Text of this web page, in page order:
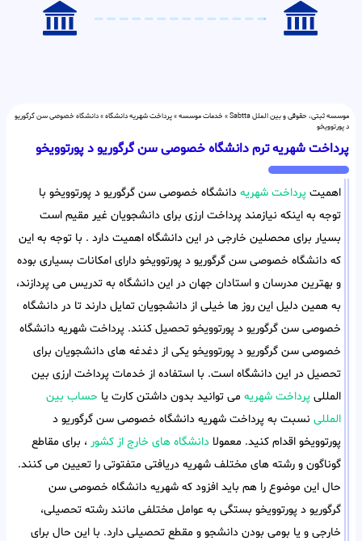
موسسه ثبتی، حقوقی و بین الملل Sabtta » خدمات موسسه»پرداخت شهریه دانشگاه»دانشگاه خصوصی سن گرگوریو
د پورتوویخو
پرداخت شهریه ترم دانشگاه خصوصی سن گرگوریو د پورتوویخو
اهمیت پرداخت شهریه دانشگاه خصوصی سن گرگوریو د پورتوویخو با
توجه به اینکه نیازمند پرداخت ارزی برای دانشجویان غیر مقیم است
بسیار برای محصلین خارجی در این دانشگاه اهمیت دارد . با توجه به این
که دانشگاه خصوصی سن گرگوریو د پورتوویخو دارای امکانات بسیاری بوده
و بهترین مدرسان و استادان جهان در این دانشگاه به تدریس می پردازند،
به همین دلیل این روز ها خیلی از دانشجویان تمایل دارند تا در دانشگاه
خصوصی سن گرگوریو د پورتوویخو تحصیل کنند. پرداخت شهریه دانشگاه
خصوصی سن گرگوریو د پورتوویخو یکی از دغدغه های دانشجویان برای
تحصیل در این دانشگاه است. با استفاده از خدمات پرداخت ارزی بین
المللی پرداخت شهریه می توانید بدون داشتن کارت یا حساب بین
المللی نسبت به پرداخت شهریه دانشگاه خصوصی سن گرگوریو د
پورتوویخو اقدام کنید. معمولا دانشگاه های خارج از کشور ، برای مقاطع
گوناگون و رشته های مختلف شهریه دریافتی متفتوتی را تعیین می کنند.
حال این موضوع را هم باید افزود که شهریه دانشگاه خصوصی سن
گرگوریو د پورتوویخو بستگی به عوامل مختلفی مانند رشته تحصیلی،
خارجی و یا بومی بودن دانشجو و مقطع تحصیلی دارد. با این حال برای